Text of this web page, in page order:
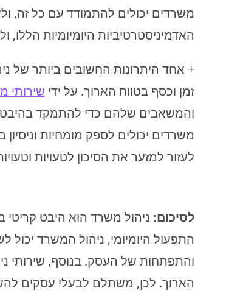
משרדים יכולים להתמודד עם כל
האדמיניסטרטיביות היומיומיות
+ אחד היתרונות החשובים ביותר של
זמן וכסף בטווח הארוך. על ידי שירותי
והמשאבים שלהם כדי להתמקד
משרדים יכולים לספק מומחיות
לעזור למזער את הסיכון לטעויות
לסיכום: ניהול משרד הוא היבט קריטי
התפעול היומיומי, ניהול המשרד יכול
והתפתחות של העסק. בנוסף, שירותי
הארוך. לכן, משתלם לבעלי עסקים